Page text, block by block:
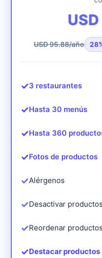
USD 95.88/año 28
✓3 restaurantes
✓Hasta 30 menús
✓Hasta 360
✓Fotos de productos
✓Alérgenos
✓Desactivar productos
✓Reordenar productos
✓Destacar productos